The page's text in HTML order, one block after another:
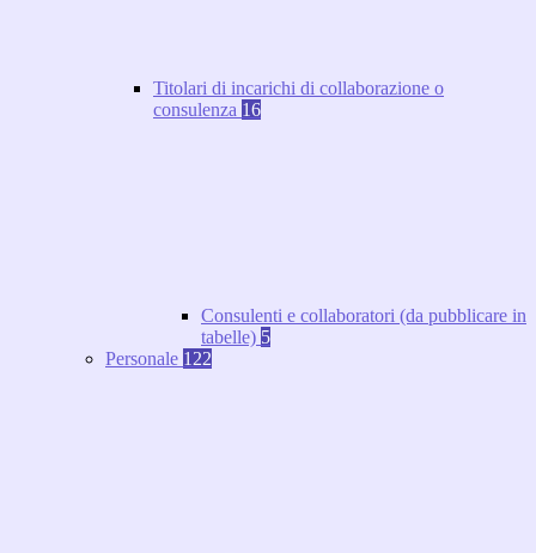
Titolari di incarichi di collaborazione o
consulenza 16
Consulenti e collaboratori (da pubblicare in
tabelle) 5
Personale 122